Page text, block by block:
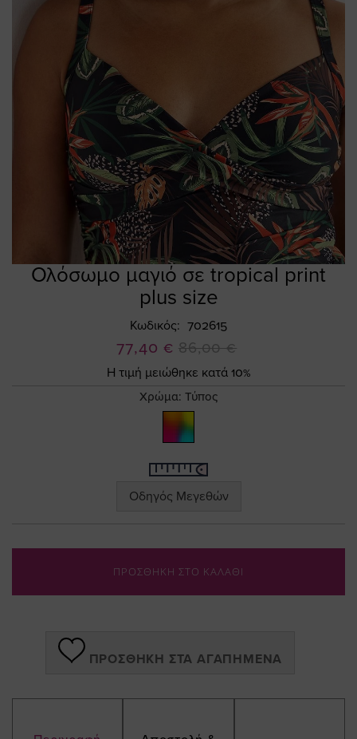
Ολόσωμο μαγιό σε tropical print
plus size
Κωδικός 702615
Ειδική
Τιμή
77,40 € 86,00 €
Η τιμή μειώθηκε κατά 10%
Χρώμα: Τύπος
Οδηγός Μεγεθών
ΠΡΟΣΘΗΚΗ ΣΤΟ ΚΑΛΑΘΙ
ΠΡΟΣΘΉΚΗ ΣΤΑ ΑΓΑΠΗΜΈΝΑ
Skip